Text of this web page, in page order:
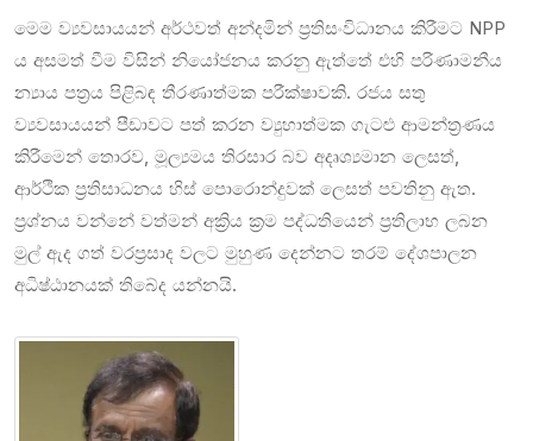
මෙම ව්‍යවසායයන් අර්ථවත් අන්දමින් ප්‍රතිසංවිධානය කිරීමට NPP
ය අසමත් වීම විසින් නියෝජනය කරනු ඇත්තේ එහි පරිණාමනීය
න්‍යාය පත්‍රය පිළිබඳ තීරණාත්මක පරීක්ෂාවකි. රජය සතු
ව්‍යවසායයන් පීඩාවට පත් කරන ව්‍යුහාත්මක ගැට‍ළු ආමන්ත්‍රණය
කිරීමෙන් තොරව, මූල්‍යමය තිරසාර බව අදෘශ්‍යමාන ලෙසත්,
ආර්ථික ප්‍රතිසාධනය හිස් පොරොන්දුවක් ලෙසත් පවතිනු ඇත.
ප්‍රශ්නය වන්නේ වත්මන් අක්‍රිය ක්‍රම පද්ධතියෙන් ප්‍රතිලාභ ලබන
මුල් ඇද ගත් වරප්‍රසාද වලට මුහුණ දෙන්නට තරම් දේශපාලන
අධිෂ්ඨානයක් තිබේද යන්නයි.